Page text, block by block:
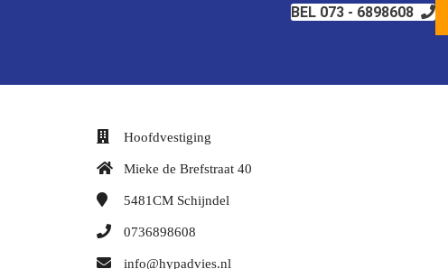
BEL 073 - 6898608
Hoofdvestiging
Mieke de Brefstraat 40
5481CM Schijndel
0736898608
info@hypadvies.nl